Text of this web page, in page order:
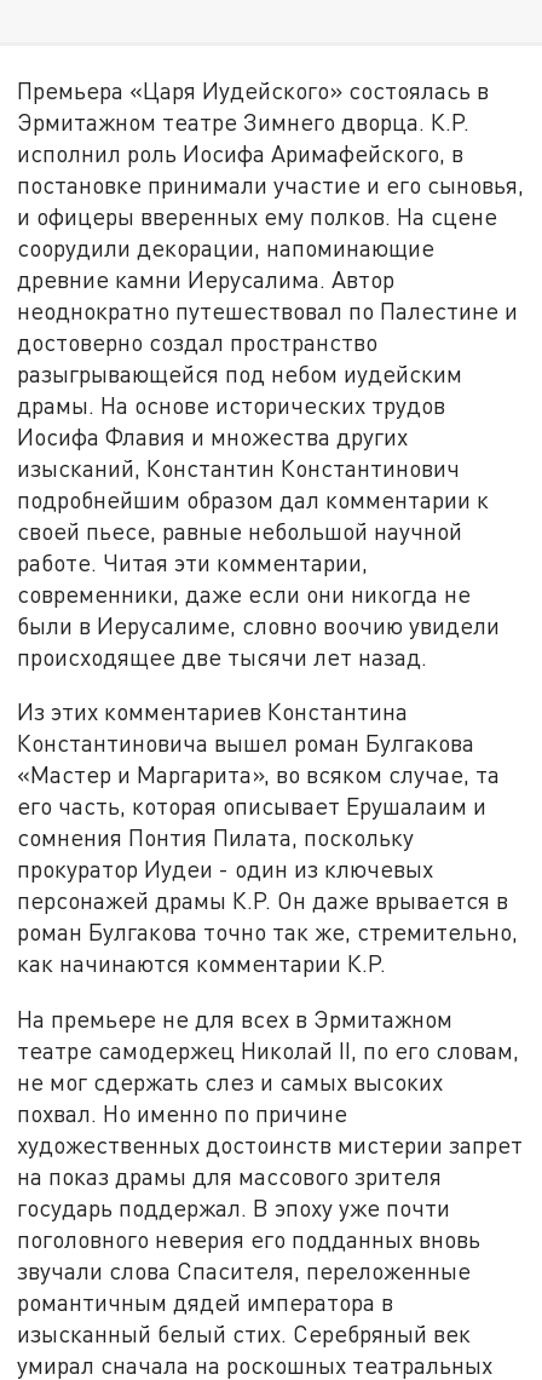
Премьера «Царя Иудейского» состоялась в
Эрмитажном театре Зимнего дворца. К.Р.
исполнил роль Иосифа Аримафейского, в
постановке принимали участие и его сыновья,
и офицеры вверенных ему полков. На сцене
соорудили декорации, напоминающие
древние камни Иерусалима. Автор
неоднократно путешествовал по Палестине и
достоверно создал пространство
разыгрывающейся под небом иудейским
драмы. На основе исторических трудов
Иосифа Флавия и множества других
изысканий, Константин Константинович
подробнейшим образом дал комментарии к
своей пьесе, равные небольшой научной
работе. Читая эти комментарии,
современники, даже если они никогда не
были в Иерусалиме, словно воочию увидели
происходящее две тысячи лет назад.
Из этих комментариев Константина
Константиновича вышел роман Булгакова
«Мастер и Маргарита», во всяком случае, та
его часть, которая описывает Ерушалаим и
сомнения Понтия Пилата, поскольку
прокуратор Иудеи - один из ключевых
персонажей драмы К.Р. Он даже врывается в
роман Булгакова точно так же, стремительно,
как начинаются комментарии К.Р.
На премьере не для всех в Эрмитажном
театре самодержец Николай II, по его словам,
не мог сдержать слез и самых высоких
похвал. Но именно по причине
художественных достоинств мистерии запрет
на показ драмы для массового зрителя
государь поддержал. В эпоху уже почти
поголовного неверия его подданных вновь
звучали слова Спасителя, переложенные
романтичным дядей императора в
изысканный белый стих. Серебряный век
умирал сначала на роскошных театральных